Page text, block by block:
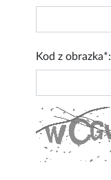
Kod z obrazka*: